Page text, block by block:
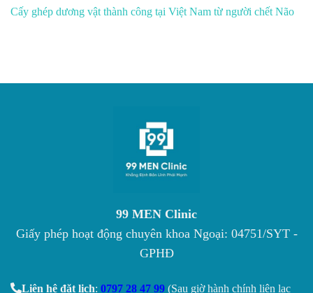
Cấy ghép dương vật thành công tại Việt Nam từ người chết Não
99 MEN Clinic
Giấy phép hoạt động chuyên khoa Ngoại: 04751/SYT -
GPHĐ
Liên hệ đặt lịch: 0797 28 47 99 (Sau giờ hành chính liên lạc